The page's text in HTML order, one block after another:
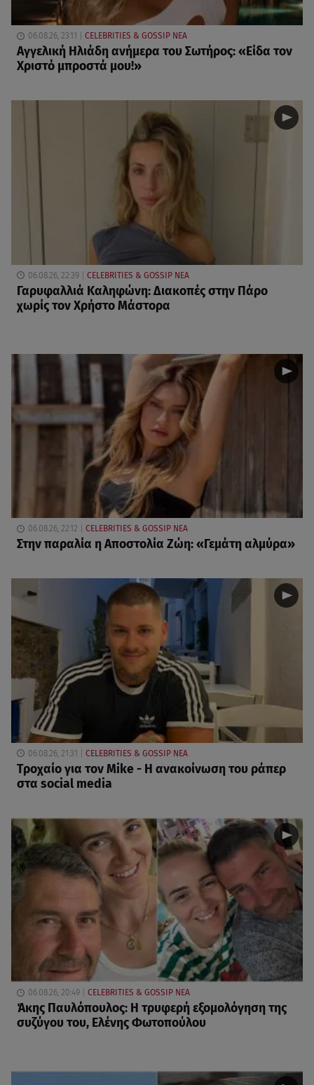
06.08.26, 23:11 CELEBRITIES & GOSSIP ΝΕΑ
Αγγελική Ηλιάδη ανήμερα του Σωτήρος: «Είδα τον
Χριστό μπροστά μου!»
06.08.26, 22:39 CELEBRITIES & GOSSIP ΝΕΑ
Γαρυφαλλιά Καληφώνη: Διακοπές στην Πάρο
χωρίς τον Χρήστο Μάστορα
06.08.26, 22:12 CELEBRITIES & GOSSIP ΝΕΑ
Στην παραλία η Αποστολία Ζώη: «Γεμάτη αλμύρα»
06.08.26, 21:31 CELEBRITIES & GOSSIP ΝΕΑ
Τροχαίο για τον Mike - Η ανακοίνωση του ράπερ
στα social media
06.08.26, 20:49 CELEBRITIES & GOSSIP ΝΕΑ
Άκης Παυλόπουλος: Η τρυφερή εξομολόγηση της
συζύγου του, Ελένης Φωτοπούλου